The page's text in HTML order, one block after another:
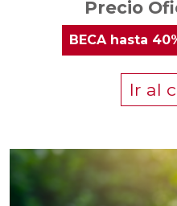
Precio
BECAhasta
Ir al